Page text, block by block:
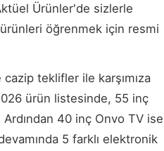
Ürünler'de sizlerle
öğrenmek için resmi
teklifler ile karşımıza
ürün listesinde, 55 inç
40 inç Onvo TV ise
5 farklı elektronik